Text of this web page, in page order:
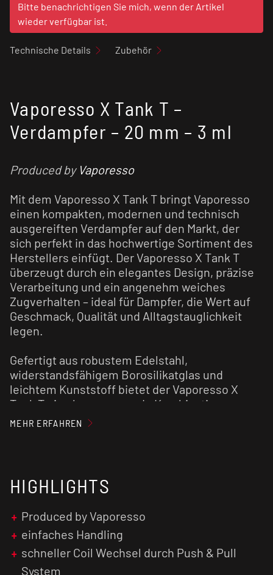
Bitte benachrichtigen Sie mich, wenn der Artikel
wieder verfügbar ist.
Technische Details Zubehör
Vaporesso X Tank T –
Verdampfer – 20 mm – 3 ml
Produced by Vaporesso
Mit dem Vaporesso X Tank T bringt Vaporesso
einen kompakten, modernen und technisch
ausgereiften Verdampfer auf den Markt, der
sich perfekt in das hochwertige Sortiment des
Herstellers einfügt. Der Vaporesso X Tank T
überzeugt durch ein elegantes Design, präzise
Verarbeitung und ein angenehm weiches
Zugverhalten – ideal für Dampfer, die Wert auf
Geschmack, Qualität und Alltagstauglichkeit
legen.
Gefertigt aus robustem Edelstahl,
widerstandsfähigem Borosilikatglas und
leichtem Kunststoff bietet der Vaporesso X
Tank T eine hervorragende Kombination aus
Stabilität und ergonomischer Handhabung. Mit
Side-by-Side-Geräte. Trotz der handlichen
Größe fasst der Tank 3 ml E-Liquid und sorgt
Einsatz – ein typisches Merkmal der durchdacht
konstruierten Vaporesso-Produkte.
Das komfortable Top-Fill-System des
MEHR ERFAHREN
HIGHLIGHTS
Produced by Vaporesso
einfaches Handling
schneller Coil Wechsel durch Push & Pull
System